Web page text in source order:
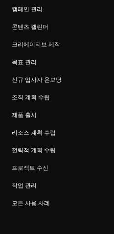
캠페인 관리
콘텐츠 캘린더
크리에이티브 제작
목표 관리
신규 입사자 온보딩
조직 계획 수립
제품 출시
리소스 계획 수립
전략적 계획 수립
프로젝트 수신
작업 관리
모든 사용 사례